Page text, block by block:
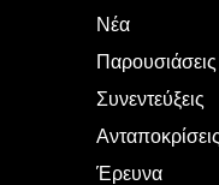
Νέα
Παρουσιάσεις
Συνεντεύξεις
Ανταποκρίσεις
Έρευνα